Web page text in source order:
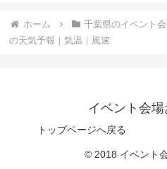
ホーム 千葉県のイベント
の天気予報｜気温｜風速
イベント会
トップページへ戻る
© 2018 イベント